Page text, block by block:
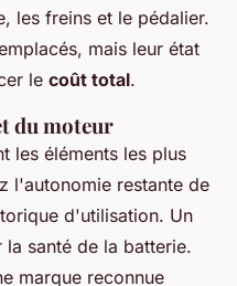
les freins et le pédalier.
mais leur état
le coût total.
du moteur
les éléments les plus
l'autonomie restante de
d'utilisation. Un
santé de la batterie.
marque reconnue